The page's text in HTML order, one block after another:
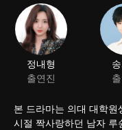
정내형
출연진
본 드라마는 의대 대학
시절 짝사랑하던 남자